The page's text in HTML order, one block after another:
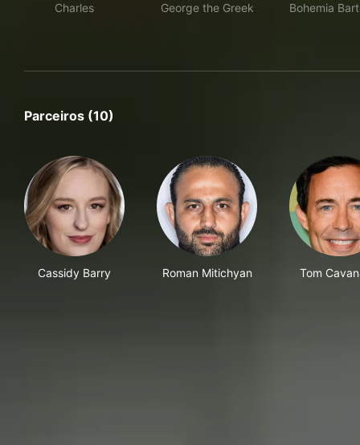
Charles
George the Greek
Bohemia
Parceiros (10)
Cassidy Barry Roman Mitichyan Tom